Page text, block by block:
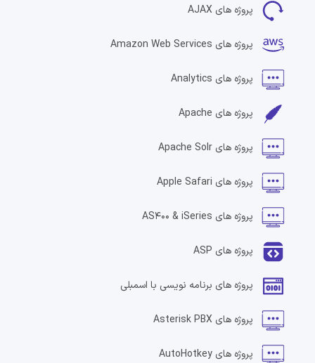
پروژه های AJAX
پروژه های Amazon Web Services
پروژه های Analytics
پروژه های Apache
پروژه های Apache Solr
پروژه های Apple Safari
پروژه های AS400 & iSeries
پروژه های ASP
پروژه های برنامه نویسی با اسمبلی
پروژه های Asterisk PBX
پروژه های AutoHotkey